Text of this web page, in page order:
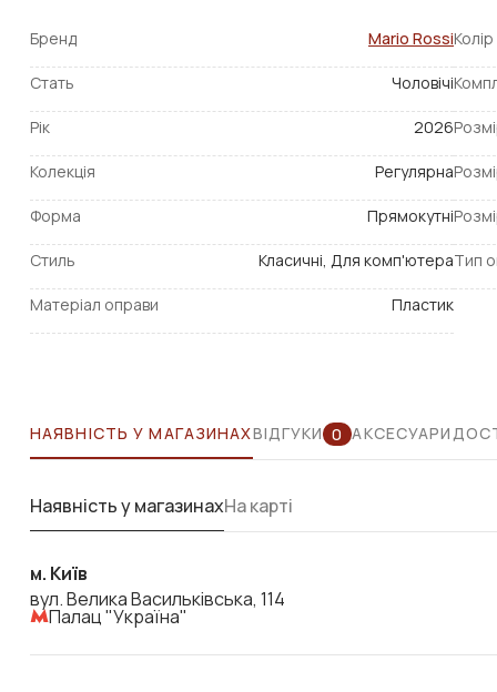
Бренд Mario Rossi
Стать Чоловічі
Рік 2026
Колекція Регулярна
Форма Прямокутні
Стиль Класичні, Для комп'ютера
Матеріал оправи Пластик
Колір
Тип
НАЯВНІСТЬ У МАГАЗИНАХВІДГУКИ 0 АКСЕСУАРИ
Наявність у магазинахНа карті
м. Київ
вул. Велика Васильківська, 114
Палац "Україна"